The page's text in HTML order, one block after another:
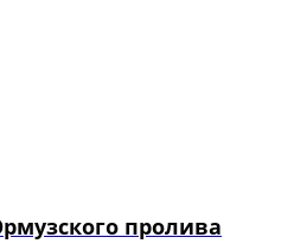
пролива